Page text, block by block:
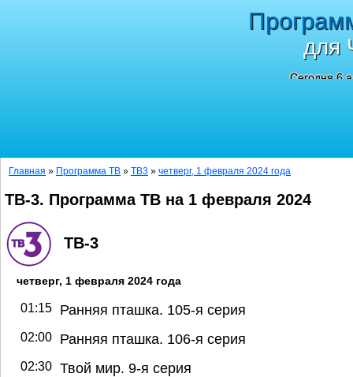
для
Сегодня 6
Главная » Программа ТВ » ТВ3 » четверг, 1 февраля 2024 года
ТВ-3. Программа ТВ на 1 февраля 2024
ТВ-3
четверг, 1 февраля 2024 года
01:15 Ранняя пташка. 105-я серия
02:00 Ранняя пташка. 106-я серия
02:30 Твой мир. 9-я серия